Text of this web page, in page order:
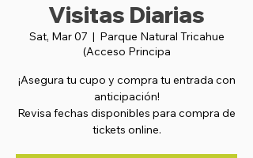
Visitas Diarias
Sat, Mar 07
  |
Parque Natural Tricahue
(Acceso Principa
¡Asegura tu cupo y compra tu entrada con
anticipación!
Revisa fechas disponibles para compra de
tickets online.